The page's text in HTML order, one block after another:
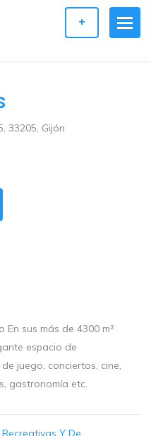
+
33205, Gijón
sus más de 4300 m²
espacio de
juego, conciertos, cine,
gastronomía etc.
Y De